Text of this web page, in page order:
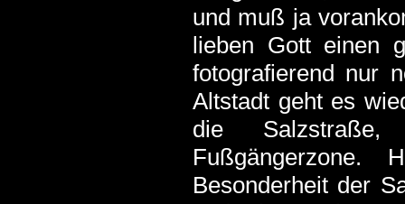
und muß ja
lieben Gott einen
fotografierend nur
Altstadt geht es
die Salzstraße,
Besonderheit der